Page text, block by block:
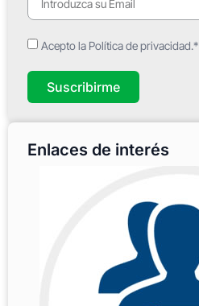
Acepto la Política de privacidad.*
Suscribirme
Enlaces de interés